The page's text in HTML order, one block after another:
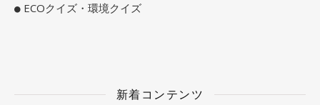
ECOクイズ・環境クイズ
新着コンテンツ